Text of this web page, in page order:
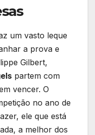
um vasto leque
a prova e
Gilbert,
partem com
vencer. O
no ano de
ele que está
a melhor dos